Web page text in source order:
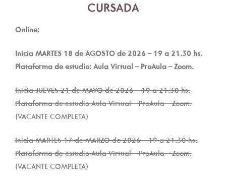
CURSADA
Online:
Inicia MARTES 18 de AGOSTO de 2026 – 19 a 21.30 hs.
Plataforma de estudio: Aula Virtual – ProAula – Zoom.
Inicia JUEVES 21 de MAYO de 2026 – 19 a 21.30 hs.
Plataforma de estudio Aula Virtual – ProAula – Zoom.
(VACANTE COMPLETA)
Inicia MARTES 17 de MARZO de 2026 – 19 a 21.30 hs.
Plataforma de estudio Aula Virtual – ProAula – Zoom.
(VACANTE COMPLETA)